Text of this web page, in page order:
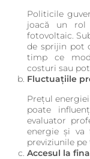
Politicile
joacă un rol
fotovoltaic.
de sprijin pot
timp ce
costuri sau
Fluctuațiile
Prețul
poate
evaluator
energie și va
previziunile
Accesul la